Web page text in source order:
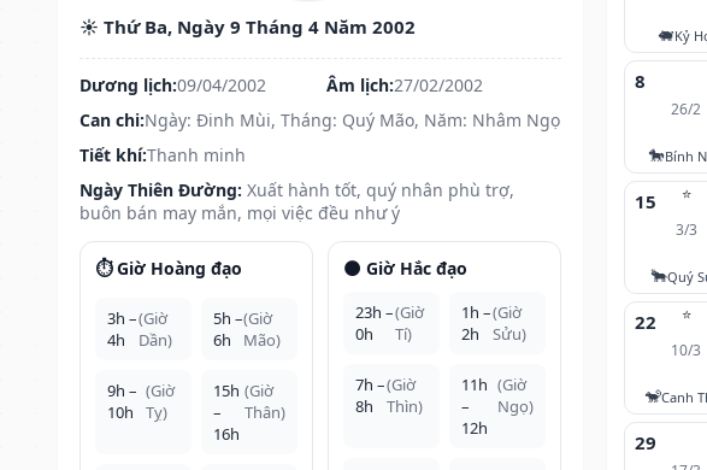
☀️ Thứ Ba, Ngày 9 Tháng 4 Năm 2002
Dương lịch:09/04/2002 Âm lịch:27/02/2002
Can chi:Ngày: Đinh Mùi, Tháng: Quý Mão, Năm: Nhâm Ngọ
Tiết khí:Thanh minh
Ngày Thiên Đường: Xuất hành tốt, quý nhân phù trợ,
buôn bán may mắn, mọi việc đều như ý
⏱️ Giờ Hoàng đạo
3h –
4h
(Giờ
Dần)
5h –
6h
(Giờ
Mão)
9h –
10h
(Giờ
Tỵ)
15h
–
16h
(Giờ
Thân)
🌑 Giờ Hắc đạo
23h –
0h
(Giờ
Tí)
1h –
2h
(Giờ
Sửu)
7h –
8h
(Giờ
Thìn)
11h
–
12h
(Giờ
Ngọ)
🐖Kỷ
8
26/2
🐎Bính
⭐
15
3/3
🐂Quý
⭐
22
10/3
🐒Canh
29